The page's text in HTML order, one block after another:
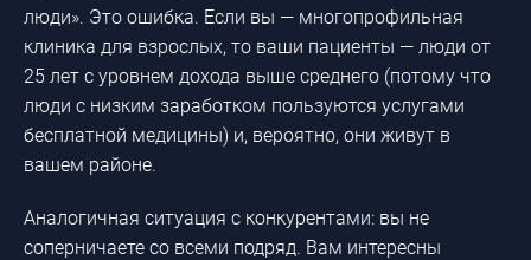
люди». Это ошибка. Если вы — многопрофильная
клиника для взрослых, то ваши пациенты — люди от
25 лет с уровнем дохода выше среднего (потому что
люди с низким заработком пользуются услугами
бесплатной медицины) и, вероятно, они живут в
вашем районе.
Аналогичная ситуация с конкурентами: вы не
соперничаете со всеми подряд. Вам интересны